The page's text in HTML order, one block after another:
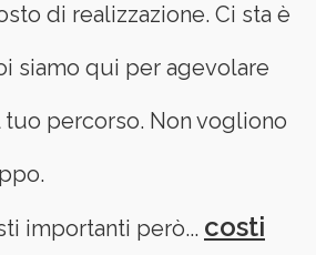
di realizzazione. Ci sta è
siamo qui per agevolare
tuo percorso. Non vogliono
importanti però... costi